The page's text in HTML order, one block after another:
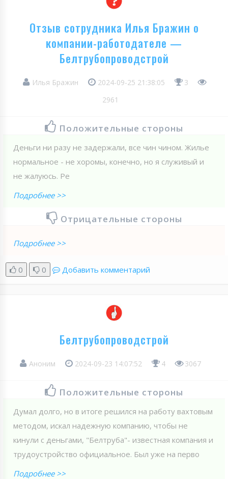
Отзыв сотрудника Илья Бражин о
компании-работодателе —
Белтрубопроводстрой
Илья Бражин 2024-09-25 21:38:05
3
2961
Положительные стороны
Деньги ни разу не задержали, все чин чином. Жилье
нормальное - не хоромы, конечно, но я служивый и
не жалуюсь. Ре
Подробнее >>
Отрицательные стороны
Подробнее >>
0 0 Добавить комментарий
Белтрубопроводстрой
Аноним 2024-09-23 14:07:52 4 3067
Положительные стороны
Думал долго, но в итоге решился на работу вахтовым
методом, искал надежную компанию, чтобы не
кинули с деньгами, "Белтруба"- известная компания и
трудоустройство официальное. Был уже на перво
Подробнее >>